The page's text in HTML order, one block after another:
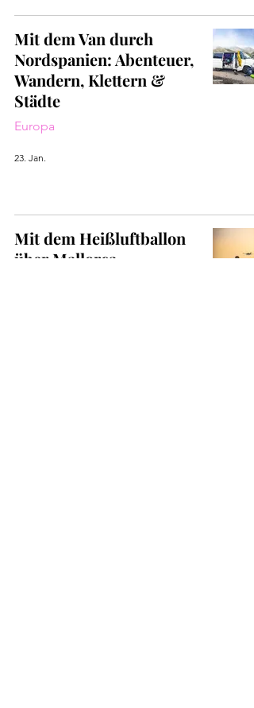
Mit dem Van durch
Nordspanien: Abenteuer,
Wandern, Klettern &
Städte
Europa
23. Jan.
Mit dem Heißluftballon
über Mallorca